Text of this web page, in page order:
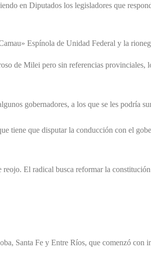
en Diputados los legisladores que
Espínola de Unidad Federal y la
de Milei pero sin referencias provinciales,
gobernadores, a los que se les podría
tiene que disputar la conducción con el
El radical busca reformar la
Santa Fe y Entre Ríos, que comenzó con